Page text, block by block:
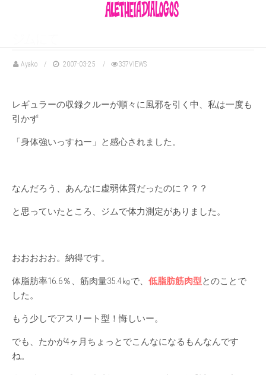
Ayako 2007-03-25 337VIEWS
レギュラーの収録クルーが順々に風邪を引く中、私は一度も
引かず
「身体強いっすねー」と感心されました。
なんだろう、あんなに虚弱体質だったのに？？？
と思っていたところ、ジムで体力測定がありました。
おおおおお。納得です。
体脂肪率16.6％、筋肉量35.4㎏で、 低脂肪筋肉型とのことで
した。
もう少しでアスリート型！悔しいー。
でも、たかが4ヶ月ちょっとでこんなになるもんなんです
ね。